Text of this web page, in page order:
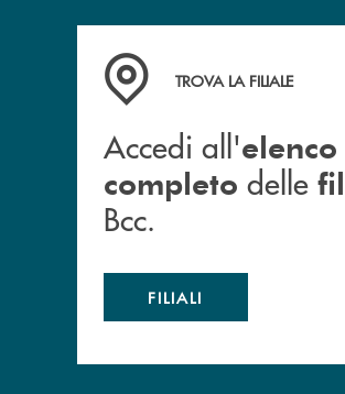
Accedi all' elenco completo
TROVA LA FILIALE
Accedi all'elenco
completo delle
Bcc.
FILIALI